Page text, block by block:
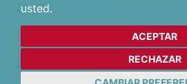
usted.
ACEPTAR
RECHAZAR